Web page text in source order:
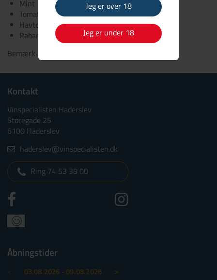
Jeg er over 18
Jeg er under 18
Mint
Tomat
Havtorn
Rabarber
Bemærk at flaskerne er til engangsbrug.
Kontakt
Vinspecialisten Haderslev
Storegade 25
6100 Haderslev
haderslev@vinspecialisten.dk
Ring 74 53 38 00
Åbningstider
>
03.08.2026 - 09.08.2026